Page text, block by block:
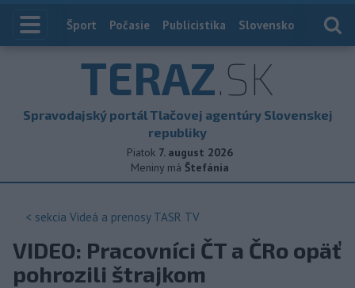
Index
Šport Počasie Publicistika Slovensko
TERAZ.SK
Spravodajský portál Tlačovej agentúry Slovenskej
republiky
Piatok 7. august 2026
Meniny má Štefánia
< sekcia Videá a prenosy TASR TV
VIDEO: Pracovníci ČT a ČRo opäť
pohrozili štrajkom